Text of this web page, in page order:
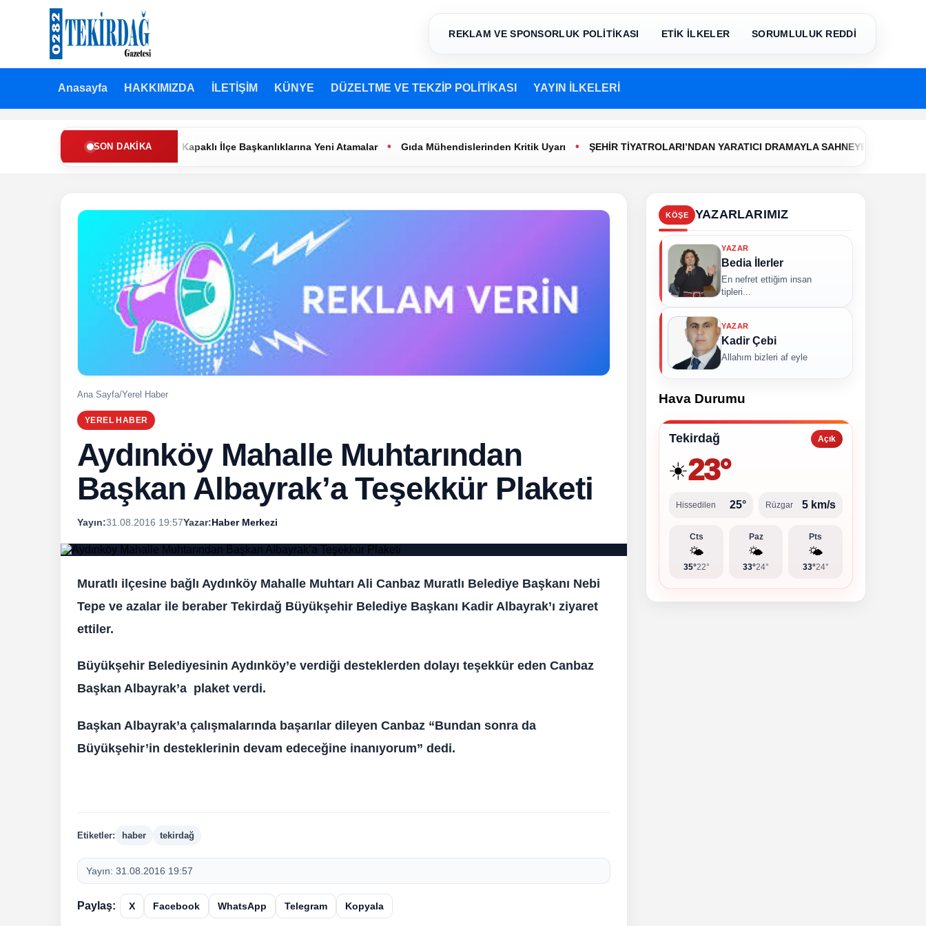
REKLAM VE SPONSORLUK POLİTİKASI ETİK İLKELER SORUMLULUK REDDİ
Anasayfa HAKKIMIZDA İLETİŞİM KÜNYE DÜZELTME VE TEKZİP POLİTİKASI YAYIN İLKELERİ
SON DAKIKA
Refah Partisi’nde Muratlı ve Kapaklı İlçe Başkanlıklarına Yeni Atamalar • Gıda Mühendislerinden Kritik Uyarı • ŞEHİR TİYATROLARI’NDAN YARATICI DRAMAYLA SAHNEYE İLK ADIM
Ana Sayfa/Yerel Haber
YEREL HABER
Aydınköy Mahalle Muhtarından
Başkan Albayrak’a Teşekkür Plaketi
Yayın:31.08.2016 19:57Yazar:Haber Merkezi
Muratlı ilçesine bağlı Aydınköy Mahalle Muhtarı Ali Canbaz Muratlı Belediye Başkanı Nebi
Tepe ve azalar ile beraber Tekirdağ Büyükşehir Belediye Başkanı Kadir Albayrak’ı ziyaret
ettiler.
Büyükşehir Belediyesinin Aydınköy’e verdiği desteklerden dolayı teşekkür eden Canbaz
Başkan Albayrak’a plaket verdi.
Başkan Albayrak’a çalışmalarında başarılar dileyen Canbaz “Bundan sonra da
Büyükşehir’in desteklerinin devam edeceğine inanıyorum” dedi.
Etiketler: haber tekirdağ
Yayın: 31.08.2016 19:57
Paylaş: X Facebook WhatsApp Telegram Kopyala
KÖŞE YAZARLARIMIZ
YAZAR
Bedia İlerler
En nefret ettiğim insan
tipleri...
YAZAR
Kadir Çebi
Allahım bizleri af eyle
Hava Durumu
Tekirdağ Açık
☀️23°
Hissedilen 25° Rüzgar 5 km/s
Cts
🌤️
35°22°
Paz
🌤️
33°24°
Pts
🌤️
33°24°